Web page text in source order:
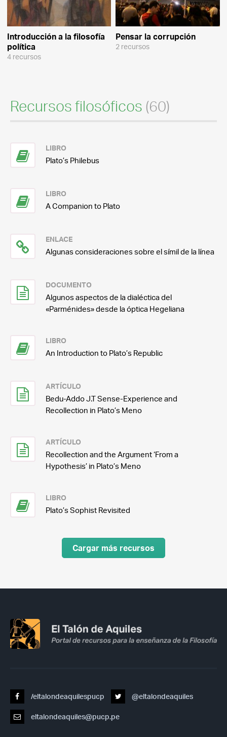
Introducción a la filosofía
política
4 recursos
Pensar la corrupción
2 recursos
Recursos filosóficos (60)
LIBRO
Plato’s Philebus
LIBRO
A Companion to Plato
ENLACE
Algunas consideraciones sobre el símil de la línea
DOCUMENTO
Algunos aspectos de la dialéctica del
«Parménides» desde la óptica Hegeliana
LIBRO
An Introduction to Plato’s Republic
ARTÍCULO
Bedu-Addo J.T Sense-Experience and
Recollection in Plato’s Meno
ARTÍCULO
Recollection and the Argument ‘From a
Hypothesis’ in Plato’s Meno
LIBRO
Plato’s Sophist Revisited
Cargar más recursos
/eltalondeaquilespucp @eltalondeaquiles
eltalondeaquiles@pucp.pe